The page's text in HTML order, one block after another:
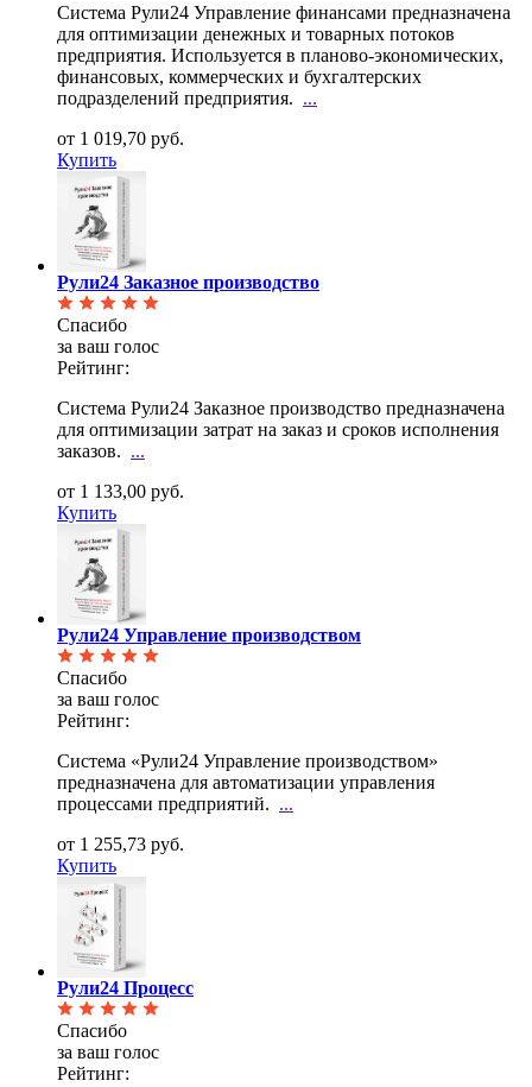
Система Рули24 Управление финансами предназначена
для оптимизации денежных и товарных потоков
предприятия. Используется в планово-экономических,
финансовых, коммерческих и бухгалтерских
подразделений предприятия. ...
от 1 019,70 руб.
Купить
Рули24 Заказное производство
Спасибо
за ваш голос
Рейтинг:
Система Рули24 Заказное производство предназначена
для оптимизации затрат на заказ и сроков исполнения
заказов. ...
от 1 133,00 руб.
Купить
Рули24 Управление производством
Спасибо
за ваш голос
Рейтинг:
Система «Рули24 Управление производством»
предназначена для автоматизации управления
процессами предприятий. ...
от 1 255,73 руб.
Купить
Рули24 Процесс
Спасибо
за ваш голос
Рейтинг: